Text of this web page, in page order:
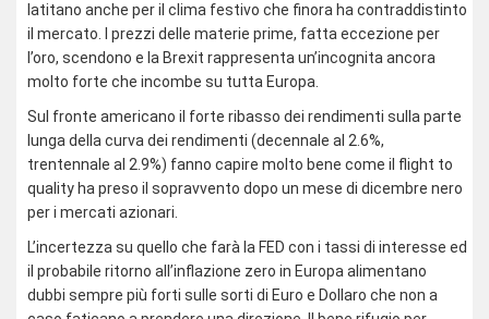
latitano anche per il clima festivo che finora ha contraddistinto
il mercato. I prezzi delle materie prime, fatta eccezione per
l’oro, scendono e la Brexit rappresenta un’incognita ancora
molto forte che incombe su tutta Europa.
Sul fronte americano il forte ribasso dei rendimenti sulla parte
lunga della curva dei rendimenti (decennale al 2.6%,
trentennale al 2.9%) fanno capire molto bene come il flight to
quality ha preso il sopravvento dopo un mese di dicembre nero
per i mercati azionari.
L’incertezza su quello che farà la FED con i tassi di interesse ed
il probabile ritorno all’inflazione zero in Europa alimentano
dubbi sempre più forti sulle sorti di Euro e Dollaro che non a